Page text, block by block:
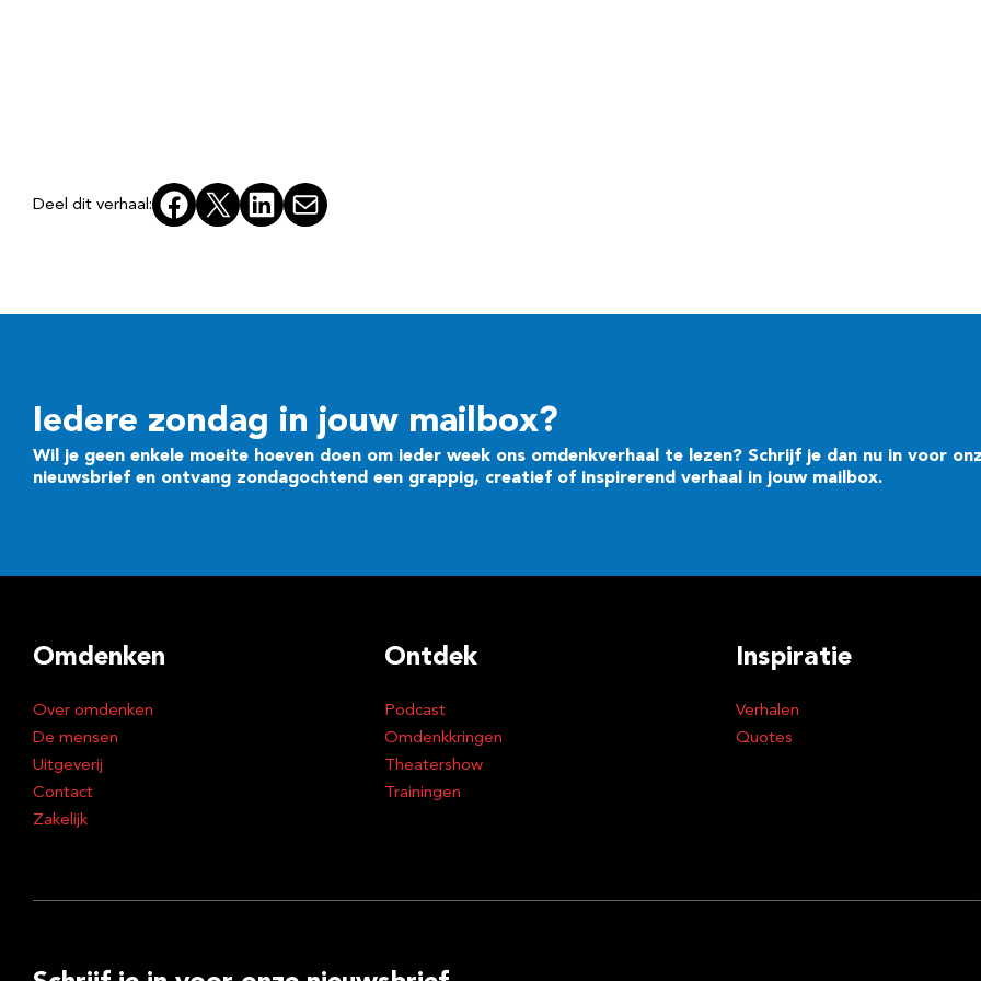
Deel dit verhaal: Facebook
X LinkedInE-mail
Iedere zondag in jouw mailbox?
Wil je geen enkele moeite hoeven doen om ieder week ons omdenkverhaal te lezen? Schrijf je dan nu in voor
nieuwsbrief en ontvang zondagochtend een grappig, creatief of inspirerend verhaal in jouw mailbox.
Omdenken
Over omdenken
De mensen
Uitgeverij
Contact
Zakelijk
Ontdek
Podcast
Omdenkkringen
Theatershow
Trainingen
Inspiratie
Verhalen
Quotes